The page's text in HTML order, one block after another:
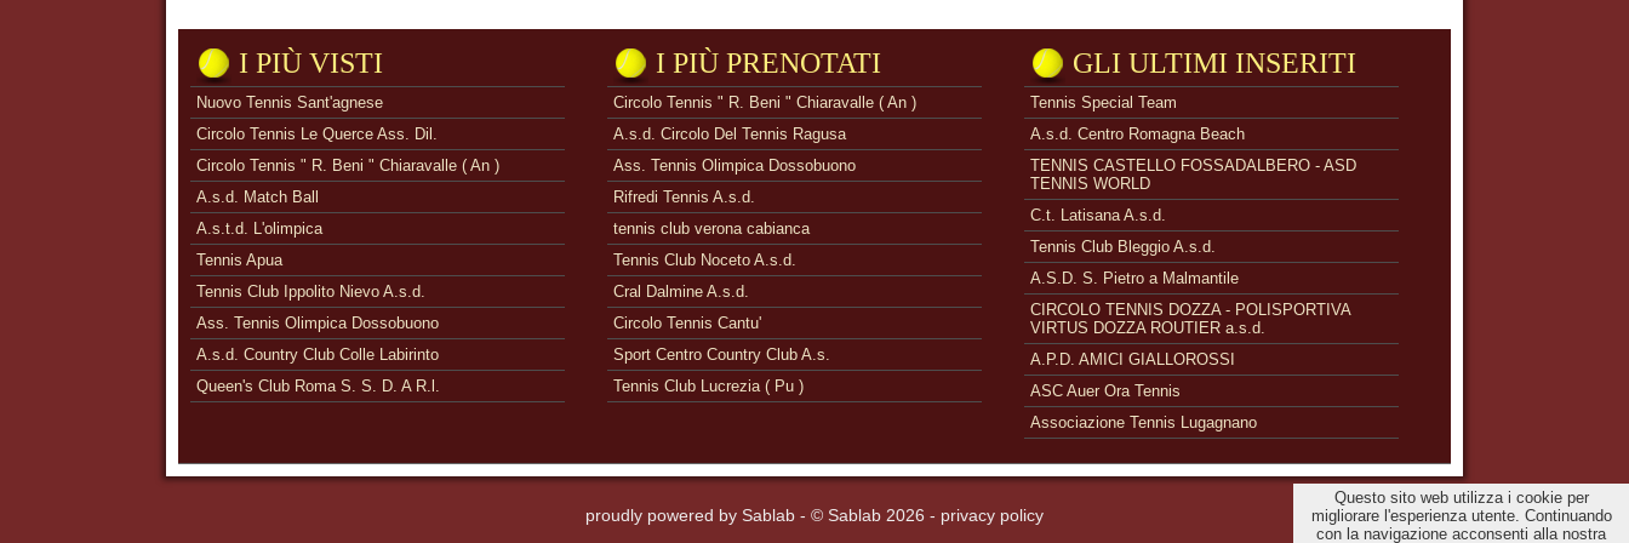
I PIÙ VISTI
Nuovo Tennis Sant'agnese
Circolo Tennis Le Querce Ass. Dil.
Circolo Tennis " R. Beni " Chiaravalle ( An )
A.s.d. Match Ball
A.s.t.d. L'olimpica
Tennis Apua
Tennis Club Ippolito Nievo A.s.d.
Ass. Tennis Olimpica Dossobuono
A.s.d. Country Club Colle Labirinto
Queen's Club Roma S. S. D. A R.l.
I PIÙ PRENOTATI
Circolo Tennis " R. Beni " Chiaravalle ( An )
A.s.d. Circolo Del Tennis Ragusa
Ass. Tennis Olimpica Dossobuono
Rifredi Tennis A.s.d.
tennis club verona cabianca
Tennis Club Noceto A.s.d.
Cral Dalmine A.s.d.
Circolo Tennis Cantu'
Sport Centro Country Club A.s.
Tennis Club Lucrezia ( Pu )
GLI ULTIMI INSERITI
Tennis Special Team
A.s.d. Centro Romagna Beach
TENNIS CASTELLO FOSSADALBERO - ASD
TENNIS WORLD
C.t. Latisana A.s.d.
Tennis Club Bleggio A.s.d.
A.S.D. S. Pietro a Malmantile
CIRCOLO TENNIS DOZZA - POLISPORTIVA
VIRTUS DOZZA ROUTIER a.s.d.
A.P.D. AMICI GIALLOROSSI
ASC Auer Ora Tennis
Associazione Tennis Lugagnano
proudly powered by Sablab - © Sablab 2026 - privacy policy
Questo sito web utilizza i cookie per
migliorare l'esperienza utente. Continuando
con la navigazione acconsenti alla nostra